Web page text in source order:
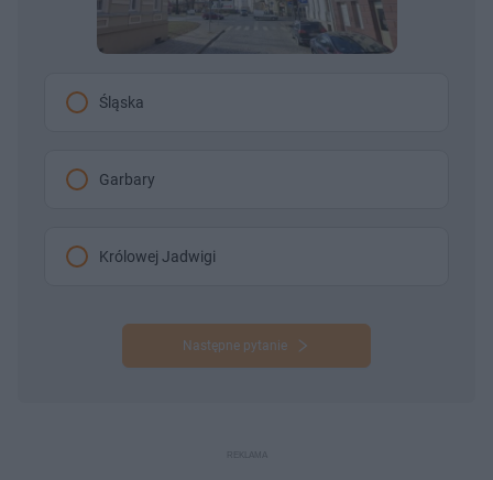
Śląska
Garbary
Królowej Jadwigi
Następne pytanie